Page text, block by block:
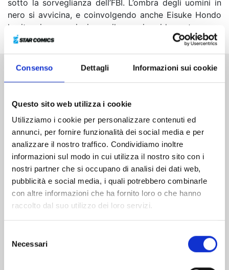
Consenso Dettagli Informazioni sui cookie
Questo sito web utilizza i cookie
Utilizziamo i cookie per personalizzare contenuti ed
annunci, per fornire funzionalità dei social media e per
analizzare il nostro traffico. Condividiamo inoltre
informazioni sul modo in cui utilizza il nostro sito con i
nostri partner che si occupano di analisi dei dati web,
pubblicità e social media, i quali potrebbero combinarle
con altre informazioni che ha fornito loro o che hanno
raccolto dal suo utilizzo dei loro servizi.
delNecessari
sotto la sorveglianza dell’FBI. L’ombra degli uomini in
nero si avvicina, e coinvolgendo anche Eisuke Hondo
la situazione comincia a svilupparsi rapidamente...
Altri volumi della serie